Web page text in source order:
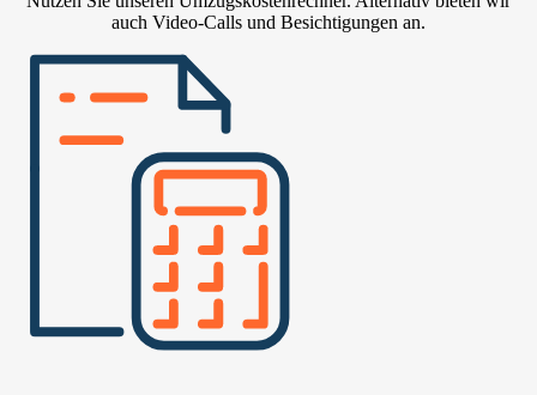
auch Video-Calls und Besichtigungen an.